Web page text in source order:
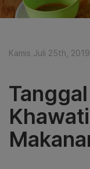
Kamis Juli 25th, 2019